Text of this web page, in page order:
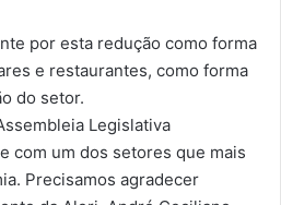
por esta redução como forma
e restaurantes, como forma
do setor.
Legislativa
com um dos setores que mais
Precisamos agradecer